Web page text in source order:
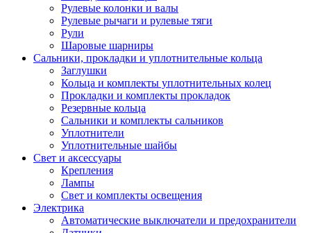
Рулевые колонки и валы
Рулевые рычаги и рулевые тяги
Рули
Шаровые шарниры
Сальники, прокладки и уплотнительные кольца
Заглушки
Кольца и комплекты уплотнительных колец
Прокладки и комплекты прокладок
Резервные кольца
Сальники и комплекты сальников
Уплотнители
Уплотнительные шайбы
Свет и аксессуары
Крепления
Лампы
Свет и комплекты освещения
Электрика
Автоматические выключатели и предохранители